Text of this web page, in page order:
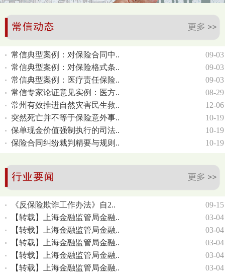
常信典型案例：对保险合同中..
09-03
常信典型案例：对保险格式条..
09-03
常信典型案例：医疗责任保险..
09-03
常信专家论证意见实例：医方..
08-29
常州有效推进自然灾害民生救..
12-06
突然死亡并不等于保险意外事..
10-19
保单现金价值强制执行的司法..
10-19
保险合同纠纷裁判精要与规则..
10-19
《反保险欺诈工作办法》自2..
09-15
【转载】上海金融监管局金融..
03-04
【转载】上海金融监管局金融..
03-04
【转载】上海金融监管局金融..
03-04
【转载】上海金融监管局金融..
03-04
【转载】上海金融监管局金融..
03-04